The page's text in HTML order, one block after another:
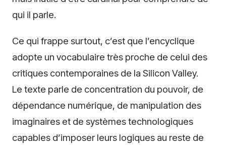
qui il parle.
Ce qui frappe surtout, c’est que l’encyclique
adopte un vocabulaire très proche de celui des
critiques contemporaines de la Silicon Valley.
Le texte parle de concentration du pouvoir, de
dépendance numérique, de manipulation des
imaginaires et de systèmes technologiques
capables d’imposer leurs logiques au reste de